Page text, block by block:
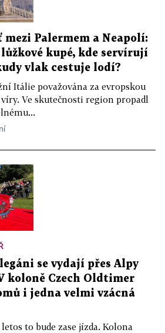
Palermem a Neapolí:
kupé, kde servírují
vlak cestuje lodí?
Itálie považována za evropskou
Ve skutečnosti region propadl
se vydají přes Alpy
koloně Czech Oldtimer
i jedna velmi vzácná
to bude zase jízda. Kolona